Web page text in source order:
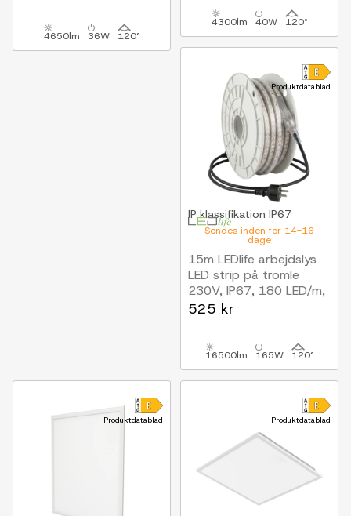
4650lm 36W 120°
4300lm 40W 120°
Produktdatablad
Sendes inden for 14-16
dage
IP klassifikation IP67
15m LEDlife arbejdslys
LED strip på tromle
230V, IP67, 180 LED/m,
11W/m, 1100 lm/m
525 kr
16500lm 165W 120°
Produktdatablad Produktdatablad